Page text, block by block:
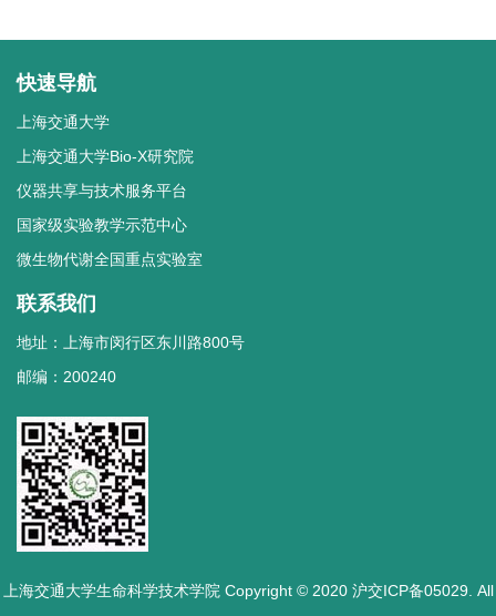
快速导航
上海交通大学
上海交通大学Bio-X研究院
仪器共享与技术服务平台
国家级实验教学示范中心
微生物代谢全国重点实验室
联系我们
地址：上海市闵行区东川路800号
邮编：200240
上海交通大学生命科学技术学院 Copyright © 2020 沪交ICP备05029. All